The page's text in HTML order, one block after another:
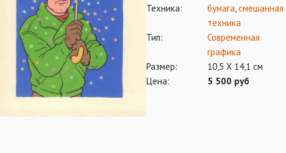
Техника:
бумага,смешанная
техника
Тип:
Современная
графика
Размер:
10,5 Х 14,1 см
Цена:
5 500 руб